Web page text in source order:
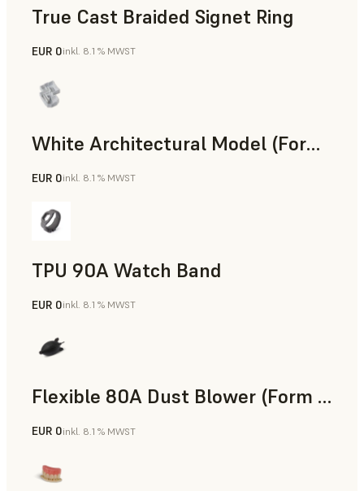
True Cast Braided Signet Ring
Schmuck
EUR 0inkl. 8.1 % MWST
White Architectural Model (Form 4)
Standard
EUR 0inkl. 8.1 % MWST
TPU 90A Watch Band
SLS-Pulver
EUR 0inkl. 8.1 % MWST
Flexible 80A Dust Blower (Form 4)
EUR 0inkl. 8.1 % MWST